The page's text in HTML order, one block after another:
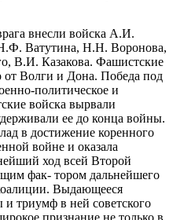
внесли войска А.И.
Ватутина, Н.Н. Воронова,
В.И. Казакова. Фашистские
от Волги и Дона. Победа под
политическое и
войска вырвали
ее до конца войны.
в достижение коренного
войне и оказала
ход всей Второй
фак- тором дальнейшего
Выдающееся
и триумф в ней советского
признание не только в